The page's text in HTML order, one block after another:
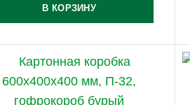
В КОРЗИНУ